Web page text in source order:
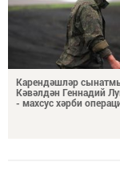
Карендәшләр
Кәвәлдән Геннадий
- махсус хәрби